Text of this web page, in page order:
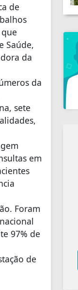
de
Saúde,
da
da
sete
em
Foram
97% de
de